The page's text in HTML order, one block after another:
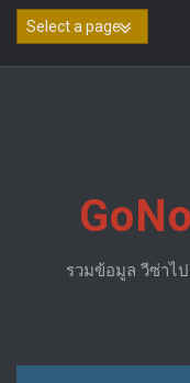
Skip
รวมข้อมูล วีซ่าไป